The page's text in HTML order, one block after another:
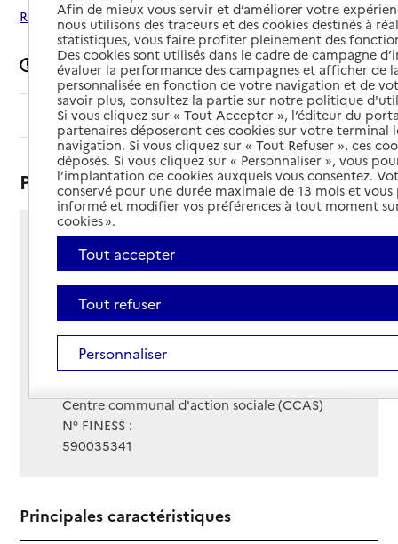
Rechercher les établissements autour de Lille
Signaler une erreur
Sommaire
Présentation
25 rue du Faubourg de Béthune
59000 - Lille
Voir itinéraire
Téléphone :
03 20 10 96 89
Site Internet
Site internet
Centre communal d'action sociale (CCAS)
N° FINESS :
590035341
Principales caractéristiques
Afin de mieux vous servir et d’améliorer votre
nous utilisons des traceurs et des cookies destinés à
statistiques, vous faire profiter pleinement des
Des cookies sont utilisés dans le cadre de campagne
évaluer la performance des campagnes et afficher de
personnalisée en fonction de votre navigation et de
savoir plus, consultez la partie sur notre politique
Si vous cliquez sur « Tout Accepter », l’éditeur du
partenaires déposeront ces cookies sur votre terminal
navigation. Si vous cliquez sur « Tout Refuser », ces
déposés. Si vous cliquez sur « Personnaliser », vous
l’implantation de cookies auxquels vous consentez.
conservé pour une durée maximale de 13 mois et
informé et modifier vos préférences à tout moment
cookies ».
Tout accepter
Tout refuser
Personnaliser